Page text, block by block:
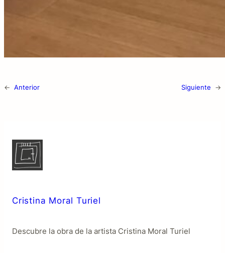
← Anterior Siguiente →
Cristina Moral Turiel
Descubre la obra de la artista Cristina Moral Turiel